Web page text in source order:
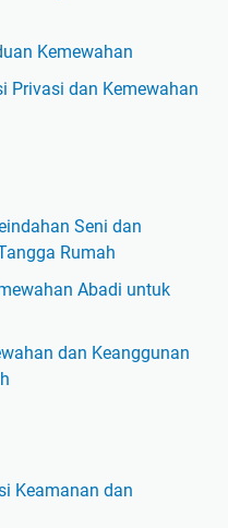
Kemewahan
Privasi dan Kemewahan
Seni dan
Rumah
Abadi untuk
dan Keanggunan
Keamanan dan